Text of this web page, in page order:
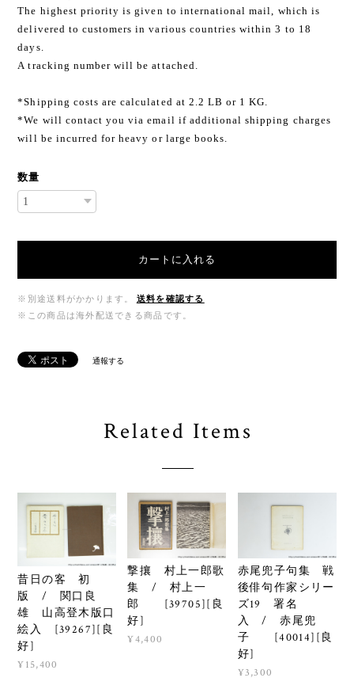
The highest priority is given to international mail, which is
delivered to customers in various countries within 3 to 18
days.
A tracking number will be attached.
*Shipping costs are calculated at 2.2 LB or 1 KG.
*We will contact you via email if additional shipping charges
will be incurred for heavy or large books.
数量
カートに入れる
※別途送料がかかります。
送料を確認する
※この商品は海外配送できる商品です。
通報する
Related Items
昔日の客 初
版 / 関口良
雄 山高登木版口
絵入 [39267][良
好]
¥15,400
撃攘 村上一郎歌
集 / 村上一
郎 [39705][良
好]
¥4,400
赤尾兜子句集 戦
後俳句作家シリー
ズ19 署名
入 / 赤尾兜
子 [40014][良
好]
¥3,300